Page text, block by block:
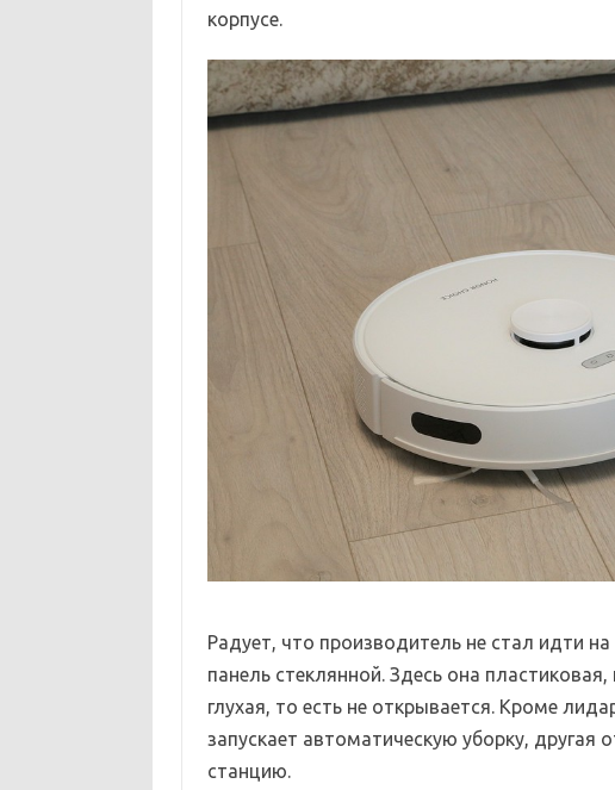
корпусе.
Радует, что производитель не стал идти
панель стеклянной. Здесь она
глухая, то есть не открывается. Кроме
запускает автоматическую уборку, другая
станцию.